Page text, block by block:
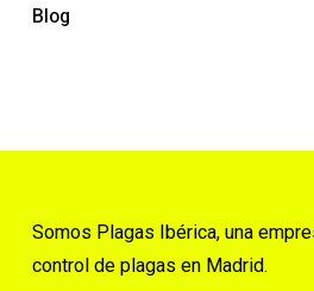
Blog
Somos Plagas Ibérica, una
control de plagas en Madrid.